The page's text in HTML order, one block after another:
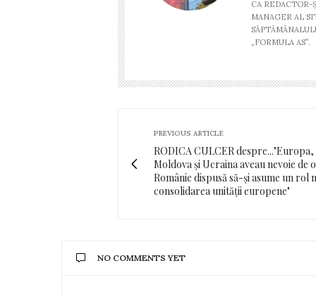
CA REDACTOR-
MANAGER AL
„FORMULA AS”.
PREVIOUS ARTICLE
RODICA CULCER despre..."Europa,
Moldova și Ucraina aveau nevoie de o
Românie dispusă să-și asume un rol
consolidarea unității europene"
NO COMMENTS YET